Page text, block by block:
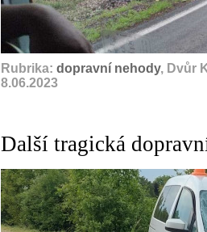
Rubrika: dopravní nehody, Dvůr
8.06.2023
Další tragická